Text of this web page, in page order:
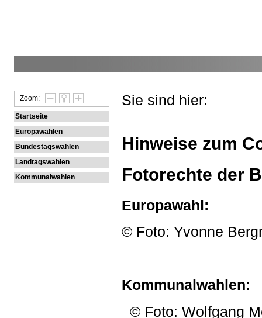
Zoom:
Startseite
Europawahlen
Bundestagswahlen
Landtagswahlen
Kommunalwahlen
Sie sind hier:
Hinweise zum
Fotorechte der
Europawahl:
© Foto: Yvonne
Kommunalwahlen:
© Foto: Wolfgang